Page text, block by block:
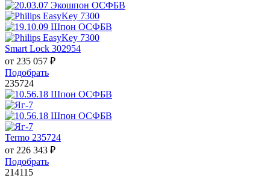
Smart Lock 302954
от 235 057 ₽
Подобрать
235724
Termo 235724
от 226 343 ₽
Подобрать
214115